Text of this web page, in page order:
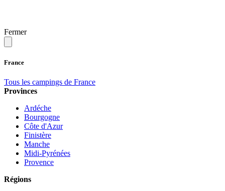
Fermer
France
Tous les campings de France
Provinces
Ardéche
Bourgogne
Côte d'Azur
Finistère
Manche
Midi-Pyrénées
Provence
Régions